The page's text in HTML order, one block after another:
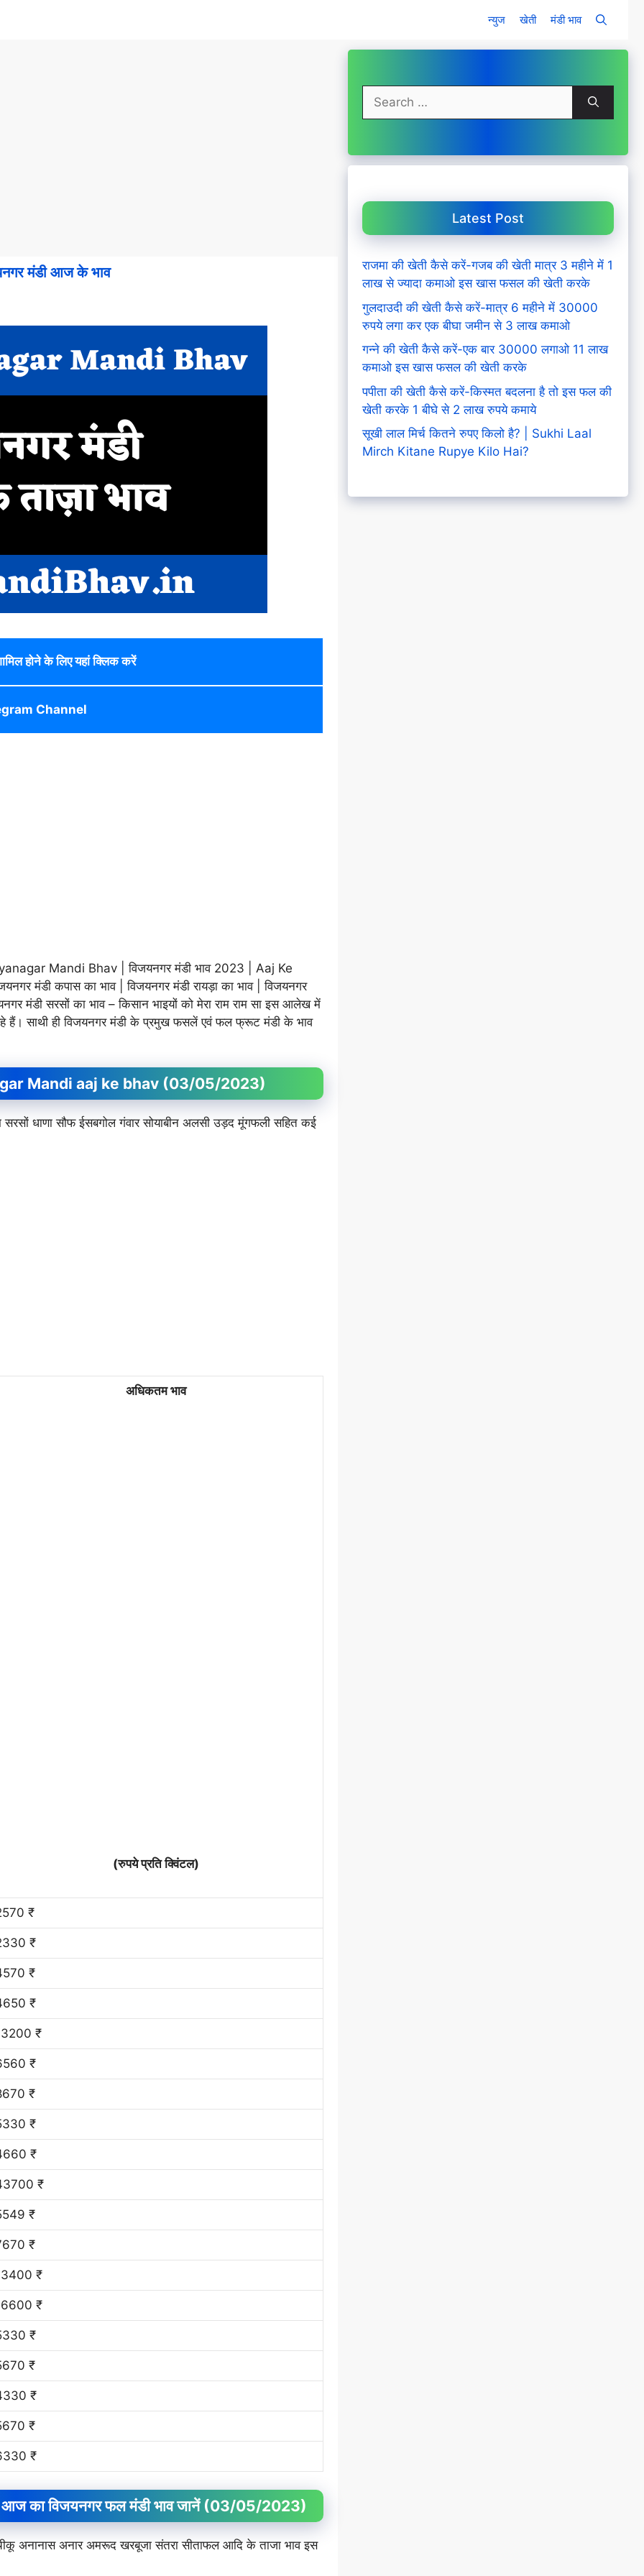
न्युज खेती मंडी भाव
मंडी आज के भाव
होने के लिए यहां क्लिक करें
Channel
Mandi Bhav | विजयनगर मंडी भाव 2023 | Aaj Ke
मंडी कपास का भाव | विजयनगर मंडी रायड़ा का भाव | विजयनगर
मंडी सरसों का भाव – किसान भाइयों को मेरा राम राम सा इस आलेख में
हैं। साथी ही विजयनगर मंडी के प्रमुख फसलें एवं फल फ्रूट मंडी के भाव
Mandi aaj ke bhav (03/05/2023)
धाणा सौफ ईसबगोल गंवार सोयाबीन अलसी उड़द मूंगफली सहित कई
अधिकतम भाव
(रुपये प्रति क्विंटल)
₹
₹
₹
₹
₹
₹
₹
₹
₹
₹
₹
₹
₹
₹
₹
₹
₹
₹
₹
का विजयनगर फल मंडी भाव जानें (03/05/2023)
अनार अमरूद खरबूजा संतरा सीताफल आदि के ताजा भाव इस
Search
for:
Latest Post
राजमा की खेती कैसे करें-गजब की खेती मात्र 3 महीने में 1
लाख से ज्यादा कमाओ इस खास फसल की खेती करके
गुलदाउदी की खेती कैसे करें-मात्र 6 महीने में 30000
रुपये लगा कर एक बीघा जमीन से 3 लाख कमाओ
गन्ने की खेती कैसे करें-एक बार 30000 लगाओ 11 लाख
कमाओ इस खास फसल की खेती करके
पपीता की खेती कैसे करें-किस्मत बदलना है तो इस फल की
खेती करके 1 बीघे से 2 लाख रुपये कमाये
सूखी लाल मिर्च कितने रुपए किलो है? | Sukhi Laal
Mirch Kitane Rupye Kilo Hai?